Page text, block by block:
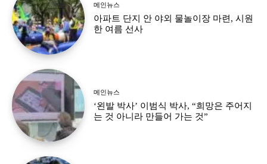
메인뉴스
아파트 단지 안 야외 물놀이장 마련, 시원
한 여름 선사
메인뉴스
‘왼발 박사’ 이범식 박사, “희망은 주어지
는 것 아니라 만들어 가는 것”